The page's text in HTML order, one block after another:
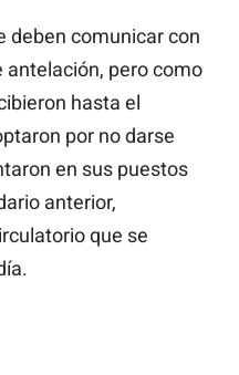
deben comunicar con
antelación, pero como
hasta el
por no darse
en sus puestos
anterior,
que se